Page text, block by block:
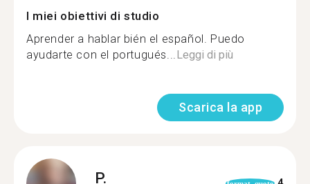
I miei obiettivi di studio
Aprender a hablar bién el español. Puedo
ayudarte con el portugués... Leggi di più
Scarica la app
P.